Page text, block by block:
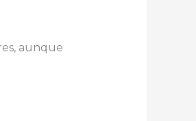
aunque